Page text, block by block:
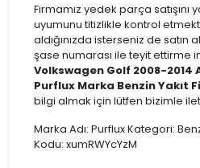
Firmamız yedek parça satışını
uyumunu titizlikle kontrol
aldığınızda isterseniz de satın
şase numarası ile teyit ettirme
Volkswagen Golf 2008-2014
Purflux Marka Benzin Yakıt
bilgi almak için lütfen bizimle
Marka Adı: Purflux Kategori:
Kodu: xumRWYcYzM